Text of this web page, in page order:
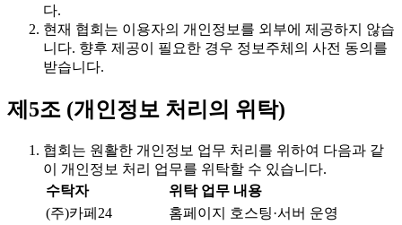
다.
현재 협회는 이용자의 개인정보를 외부에 제공하지 않습
니다. 향후 제공이 필요한 경우 정보주체의 사전 동의를
받습니다.
제5조 (개인정보 처리의 위탁)
협회는 원활한 개인정보 업무 처리를 위하여 다음과 같
이 개인정보 처리 업무를 위탁할 수 있습니다.
수탁자
위탁 업무 내용
(주)카페24
홈페이지 호스팅·서버 운영